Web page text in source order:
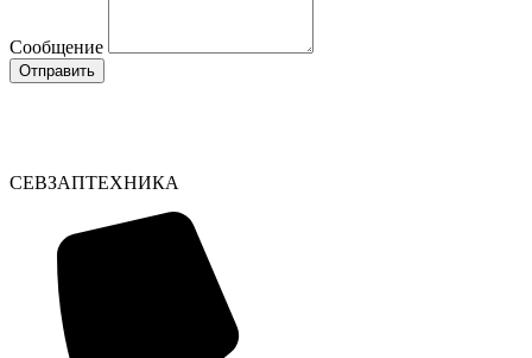
Сообщение
Отправить
СЕВЗАПТЕХНИКА